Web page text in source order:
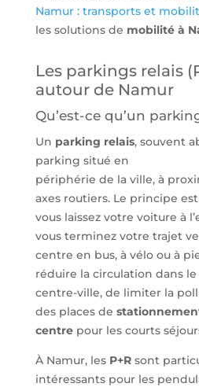
Namur : transports et
les solutions de mobilité à
Les parkings relais
autour de Namur
Qu’est-ce qu’un
Un parking relais, souvent
parking situé en
périphérie de la ville, à
axes routiers. Le principe
vous laissez votre voiture à
vous terminez votre trajet
centre en bus, à vélo ou à
réduire la circulation dans le
centre-ville, de limiter la
des places de
centrepour les courts
À Namur, les P+Rsont
intéressants pour les